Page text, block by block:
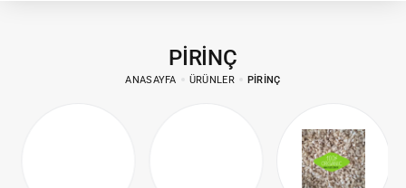
PIRINÇ
ANASAYFA ÜRÜNLER PIRINÇ